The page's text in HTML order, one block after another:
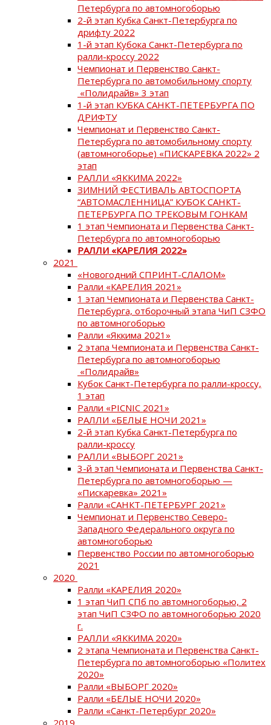
Петербурга по автомногоборью
2-й этап Кубка Санкт-Петербурга по
дрифту 2022
1-й этап Кубока Санкт-Петербурга по
ралли-кроссу 2022
Чемпионат и Первенство Санкт-
Петербурга по автомобильному спорту
«Полидрайв» 3 этап
1-й этап КУБКА САНКТ-ПЕТЕРБУРГА ПО
ДРИФТУ
Чемпионат и Первенство Санкт-
Петербурга по автомобильному спорту
(автомногоборье) «ПИСКАРЕВКА 2022» 2
этап
РАЛЛИ «ЯККИМА 2022»
ЗИМНИЙ ФЕСТИВАЛЬ АВТОСПОРТА
“АВТОМАСЛЕННИЦА” КУБОК САНКТ-
ПЕТЕРБУРГА ПО ТРЕКОВЫМ ГОНКАМ
1 этап Чемпионата и Первенства Санкт-
Петербурга по автомногоборью
РАЛЛИ «КАРЕЛИЯ 2022»
2021
«Новогодний СПРИНТ-СЛАЛОМ»
Ралли «КАРЕЛИЯ 2021»
1 этап Чемпионата и Первенства Санкт-
Петербурга, отборочный этапа ЧиП СЗФО
по автомногоборью
Ралли «Яккима 2021»
2 этапа Чемпионата и Первенства Санкт-
Петербурга по автомногоборью
«Полидрайв»
Кубок Санкт-Петербурга по ралли-кроссу,
1 этап
Ралли «PICNIC 2021»
РАЛЛИ «БЕЛЫЕ НОЧИ 2021»
2-й этап Кубка Санкт-Петербурга по
ралли-кроссу
РАЛЛИ «ВЫБОРГ 2021»
3-й этап Чемпионата и Первенства Санкт-
Петербурга по автомногоборью —
«Пискаревка» 2021»
Ралли «САНКТ-ПЕТЕРБУРГ 2021»
Чемпионат и Первенство Северо-
Западного Федерального округа по
автомногоборью
Первенство России по автомногоборью
2021
2020
Ралли «КАРЕЛИЯ 2020»
1 этап ЧиП СПб по автомногоборью, 2
этап ЧиП СЗФО по автомногоборью 2020
г.
РАЛЛИ «ЯККИМА 2020»
2 этапа Чемпионата и Первенства Санкт-
Петербурга по автомногоборью «Политех
2020»
Ралли «ВЫБОРГ 2020»
Ралли «БЕЛЫЕ НОЧИ 2020»
Ралли «Санкт-Петербург 2020»
2019